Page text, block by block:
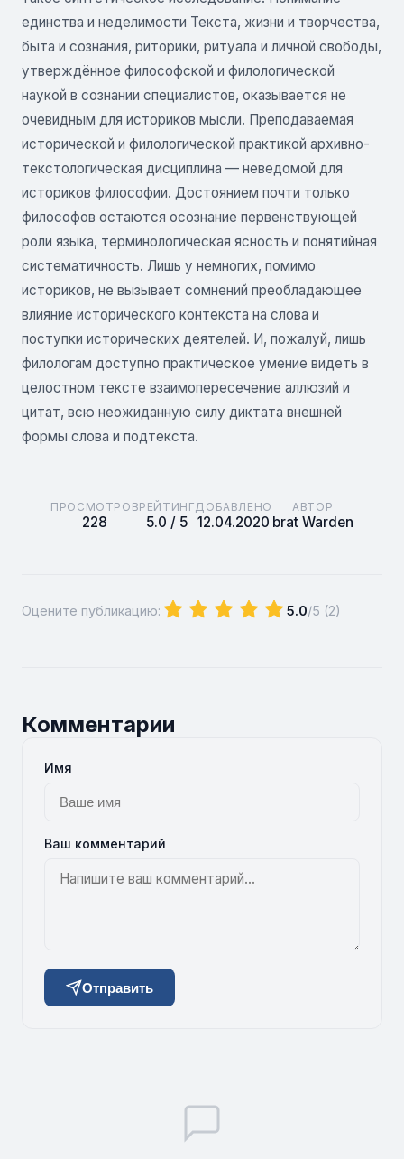
единства и неделимости Текста, жизни и творчества,
быта и сознания, риторики, ритуала и личной свободы,
утверждённое философской и филологической
наукой в сознании специалистов, оказывается не
очевидным для историков мысли. Преподаваемая
исторической и филологической практикой архивно-
текстологическая дисциплина — неведомой для
историков философии. Достоянием почти только
философов остаются осознание первенствующей
роли языка, терминологическая ясность и понятийная
систематичность. Лишь у немногих, помимо
историков, не вызывает сомнений преобладающее
влияние исторического контекста на слова и
поступки исторических деятелей. И, пожалуй, лишь
филологам доступно практическое умение видеть в
целостном тексте взаимопересечение аллюзий и
цитат, всю неожиданную силу диктата внешней
формы слова и подтекста.
ПРОСМОТРОВ
228
РЕЙТИНГ
5.0 / 5
ДОБАВЛЕНО
12.04.2020
АВТОР
brat Warden
Оцените публикацию: 5.0/5 (2)
Комментарии
Имя
Ваш комментарий
Отправить